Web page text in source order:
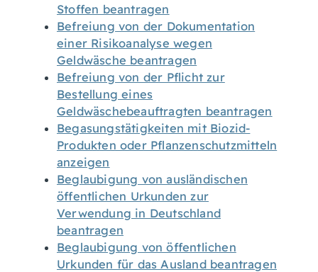
Stoffen beantragen
Befreiung von der Dokumentation
einer Risikoanalyse wegen
Geldwäsche beantragen
Befreiung von der Pflicht zur
Bestellung eines
Geldwäschebeauftragten beantragen
Begasungstätigkeiten mit Biozid-
Produkten oder Pflanzenschutzmitteln
anzeigen
Beglaubigung von ausländischen
öffentlichen Urkunden zur
Verwendung in Deutschland
beantragen
Beglaubigung von öffentlichen
Urkunden für das Ausland beantragen